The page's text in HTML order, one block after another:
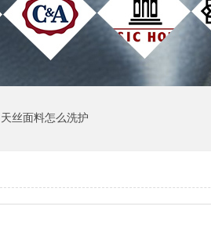
天丝面料怎么洗护